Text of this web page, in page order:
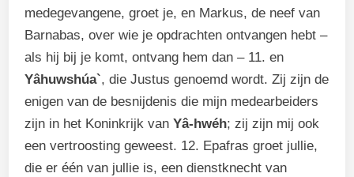
medegevangene, groet je, en Markus, de neef van
Barnabas, over wie je opdrachten ontvangen hebt –
als hij bij je komt, ontvang hem dan – 11. en
Yâhuwshúa`, die Justus genoemd wordt. Zij zijn de
enigen van de besnijdenis die mijn medearbeiders
zijn in het Koninkrijk vanYâ-hwéh; zij zijn mij ook
een vertroosting geweest. 12. Epafras groet jullie,
die er één van jullie is, een dienstknecht van